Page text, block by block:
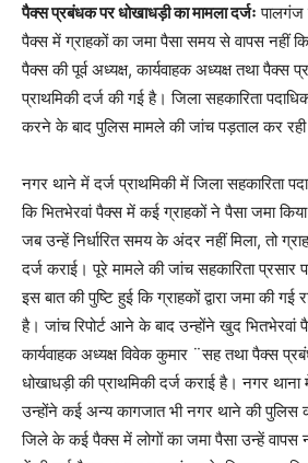
पैक्स प्रबंधक पर धोखाधड़ी का मामला दर्जः पालगंज
पैक्स में ग्राहकों का जमा पैसा समय से वापस नहीं
पैक्स की पूर्व अध्यक्ष, कार्यवाहक अध्यक्ष तथा पैक्स
प्राथमिकी दर्ज की गई है। जिला सहकारिता
करने के बाद पुलिस मामले की जांच पड़ताल कर
नगर थाने में दर्ज प्राथमिकी में जिला सहकारिता
कि भितभेरवां पैक्स में कई ग्राहकों ने पैसा जमा
जब उन्हें निर्धारित समय के अंदर नहीं मिला, तो
दर्ज कराई। पूरे मामले की जांच सहकारिता प्रसार
इस बात की पुष्टि हुई कि ग्राहकों द्वारा जमा की गई
है। जांच रिपोर्ट आने के बाद उन्होंने खुद भितभेरवां
कार्यवाहक अध्यक्ष विवेक कुमार ¨सह तथा पैक्स
धोखाधड़ी की प्राथमिकी दर्ज कराई है। नगर
उन्होंने कई अन्य कागजात भी नगर थाने की पुलिस
जिले के कई पैक्स में लोगों का जमा पैसा उन्हें वापस